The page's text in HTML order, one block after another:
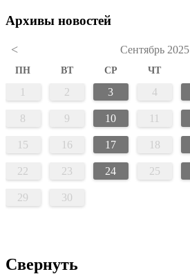
Архивы новостей
< Сентябрь 2025
ПН ВТ СР ЧТ
1 2 3 4
8 9 10 11
15 16 17 18
22 23 24 25
29 30
Свернуть